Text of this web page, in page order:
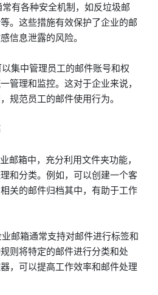
有各种安全机制，如反垃圾邮
。这些措施有效保护了企业的邮
信息泄露的风险。
集中管理员工的邮件账号和权
管理和监控。这对于企业来说，
规范员工的邮件使用行为。
邮箱中，充分利用文件夹功能，
和分类。例如，可以创建一个客
关的邮件归档其中，有助于工作
邮箱通常支持对邮件进行标签和
则将特定的邮件进行分类和处
，可以提高工作效率和邮件处理